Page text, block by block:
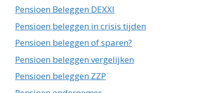
Pensioen Beleggen DEXXI
Pensioen beleggen in crisis tijden
Pensioen beleggen of sparen?
Pensioen beleggen vergelijken
Pensioen beleggen ZZP